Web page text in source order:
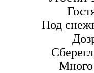
Под
Много